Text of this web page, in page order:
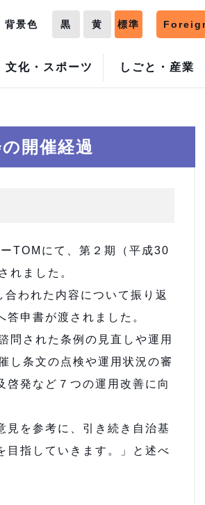
文化・スポーツ しごと・産業
背景色 黒 黄 標準
開催経過
TOMにて、第２期（平成30
れました。
われた内容について振り返
申書が渡されました。
された条例の見直しや運用
し条文の点検や運用状況の審
啓発など７つの運用改善に向
を参考に、引き続き自治基
目指していきます。」と述べ